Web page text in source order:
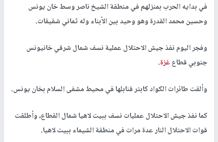
في بدايه الحرب بمنزلهم في منطقة الشيخ ناصر وسط خان يونس
وحسين محمد القدرة وهو وحيد بين الأبناء وله ثماني شقيقات.
وفجر اليوم نفذ جيش الاحتلال عملية نسف شمال شرقي خانيونس
جنوبي قطاعغزة.
وألقت طائرات الكواد كابتر قنابلها في محيط مشفى السلام بخان يونس.
كما نفذ جيش الاحتلال عمليات نسف ببيت لاهيا شمال القطاع، وأطلقت
قوات الاحتلال النار عدة مرات في منطقة الشيماء ببيت لاهيا.